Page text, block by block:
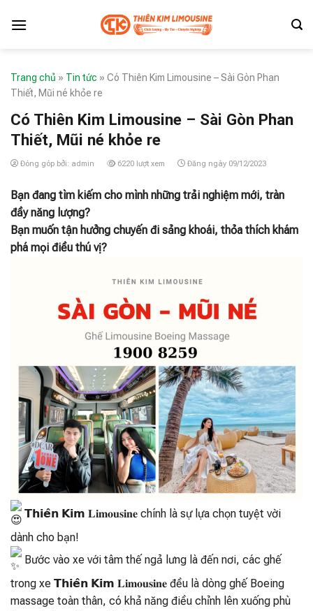
Trang chủ » Tin tức » Có Thiên Kim Limousine – Sài Gòn Phan
Thiết, Mũi né khỏe re
Có Thiên Kim Limousine – Sài Gòn Phan
Thiết, Mũi né khỏe re
Đóng góp bởi: admin 6220 lượt xem Đăng ngày 09/12/2023
Bạn đang tìm kiếm cho mình những trải nghiệm mới, tràn
đầy năng lượng?
Bạn muốn tận hưởng chuyến đi sảng khoái, thỏa thích khám
phá mọi điều thú vị?
𝗧𝗵𝗶𝗲̂𝗻 𝗞𝗶𝗺 𝐋𝐢𝐦𝐨𝐮𝐬𝐢𝐧𝐞 chính là sự lựa chọn tuyệt vời
dành cho bạn!
Bước vào xe với tâm thế ngả lưng là đến nơi, các ghế
trong xe 𝗧𝗵𝗶𝗲̂𝗻 𝗞𝗶𝗺 𝐋𝐢𝐦𝐨𝐮𝐬𝐢𝐧𝐞 đều là dòng ghế Boeing
massage toàn thân, có khả năng điều chỉnh lên xuống phù